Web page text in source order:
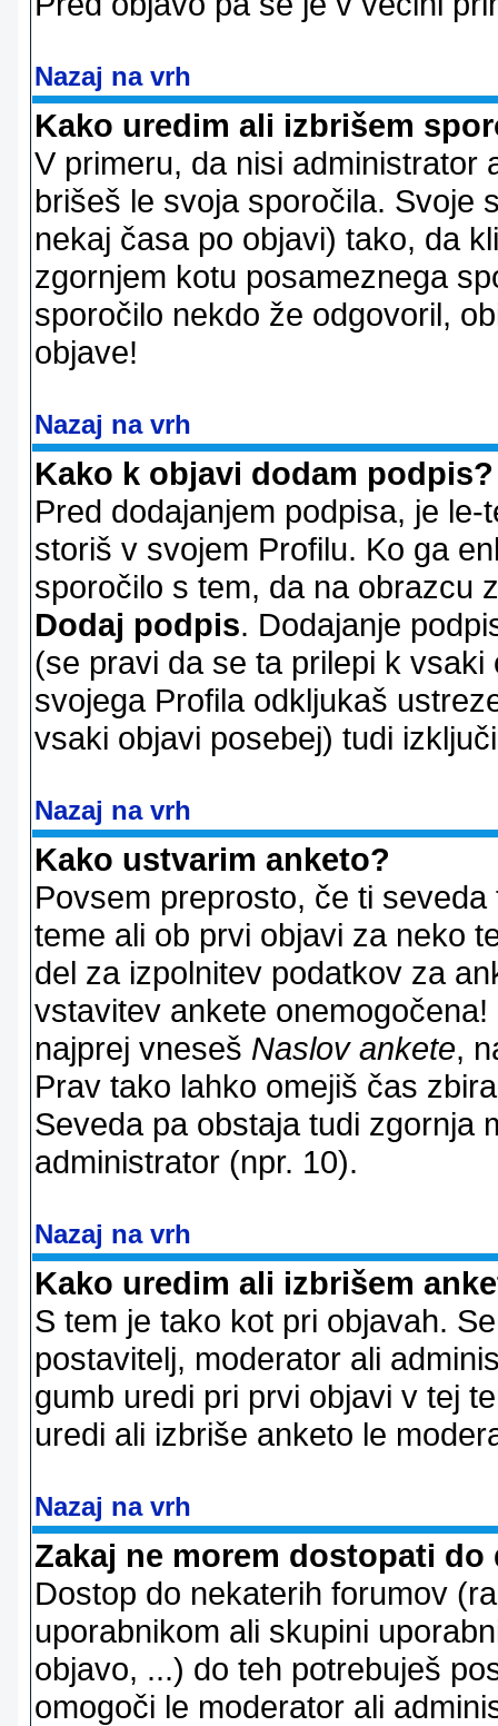
Nazaj na vrh
Kako uredim ali izbrišem
V primeru, da nisi administrator
brišeš le svoja sporočila. Svoje
nekaj časa po objavi) tako, da
zgornjem kotu posameznega
sporočilo nekdo že odgovoril,
objave!
Nazaj na vrh
Kako k objavi dodam podpis?
Pred dodajanjem podpisa, je
storiš v svojem Profilu. Ko ga
sporočilo s tem, da na obrazcu
Dodaj podpis. Dodajanje
(se pravi da se ta prilepi k
svojega Profila odkljukaš
vsaki objavi posebej) tudi
Nazaj na vrh
Kako ustvarim anketo?
Povsem preprosto, če ti
teme ali ob prvi objavi za neko
del za izpolnitev podatkov za
vstavitev ankete
najprej vneseš Naslov ankete,
Prav tako lahko omejiš čas
Seveda pa obstaja tudi zgornja
administrator (npr. 10).
Nazaj na vrh
Kako uredim ali izbrišem
S tem je tako kot pri objavah.
postavitelj, moderator ali
gumb uredi pri prvi objavi v tej
uredi ali izbriše anketo le
Nazaj na vrh
Zakaj ne morem dostopati
Dostop do nekaterih forumov
uporabnikom ali skupini
objavo, ...) do teh potrebuješ
omogoči le moderator ali